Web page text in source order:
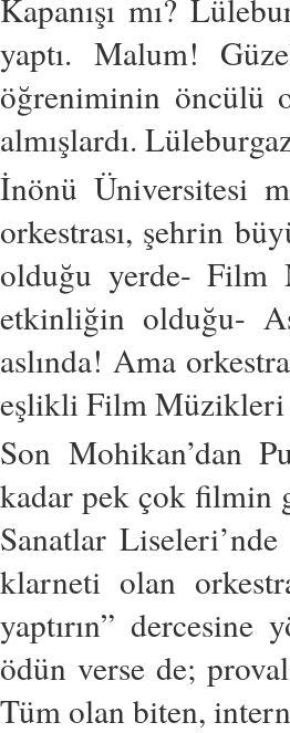
Kapanışı mı?
yaptı. Malum!
öğreniminin öncülü
almışlardı.
İnönü Üniversitesi
orkestrası, şehrin
olduğu yerde- Film
etkinliğin olduğu-
aslında! Ama
eşlikli Film Müzikleri
Son Mohikan’dan
kadar pek çok filmin
Sanatlar
klarneti olan
yaptırın” dercesine
ödün verse de;
Tüm olan biten,